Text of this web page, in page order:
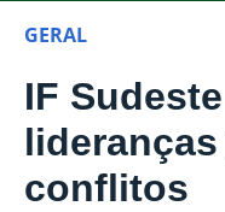
GERAL
IF
conflitos